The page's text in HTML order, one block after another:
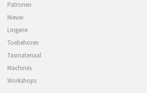
Patronen
Nieuw
Lingerie
Toebehoren
Tasmateriaal
Machines
Workshops